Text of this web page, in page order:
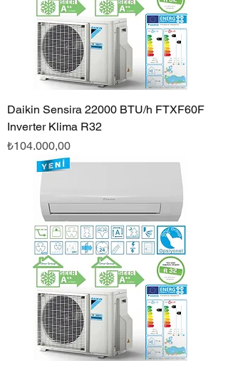
Daikin Sensira 22000 BTU/h FTXF60F
Inverter Klima R32
Fiyat
₺104.000,00